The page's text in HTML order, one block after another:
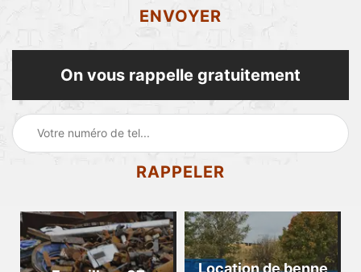
On vous rappelle gratuitement
Location de benne